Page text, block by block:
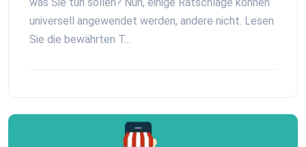
was Sie tun sollen? Nun, einige Ratschläge können
universell angewendet werden, andere nicht. Lesen
Sie die bewährten T...